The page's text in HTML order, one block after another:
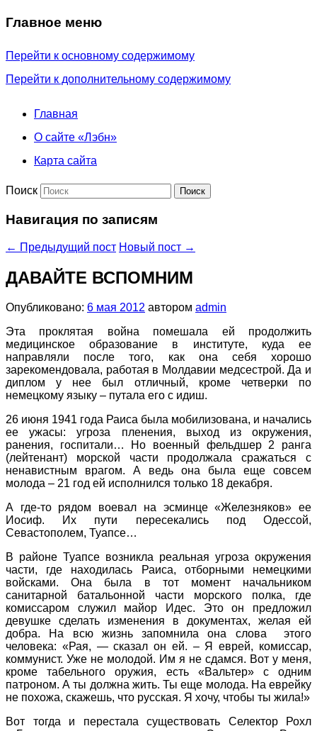
Главное меню
Перейти к основному содержимому
Перейти к дополнительному содержимому
Главная
О сайте «Лэбн»
Карта сайта
Поиск
Навигация по записям
← Предыдущий пост Новый пост →
ДАВАЙТЕ ВСПОМНИМ
Опубликовано: 6 мая 2012 автором admin
Эта проклятая война помешала ей продолжить
медицинское образование в институте, куда ее
направляли после того, как она себя хорошо
зарекомендовала, работая в Молдавии медсестрой. Да и
диплом у нее был отличный, кроме четверки по
немецкому языку – путала его с идиш.
26 июня 1941 года Раиса была мобилизована, и начались
ее ужасы: угроза пленения, выход из окружения,
ранения, госпитали… Но военный фельдшер 2 ранга
(лейтенант) морской части продолжала сражаться с
ненавистным врагом. А ведь она была еще совсем
молода – 21 год ей исполнился только 18 декабря.
А где-то рядом воевал на эсминце «Железняков» ее
Иосиф. Их пути пересекались под Одессой,
Севастополем, Туапсе…
В районе Туапсе возникла реальная угроза окружения
части, где находилась Раиса, отборными немецкими
войсками. Она была в тот момент начальником
санитарной батальонной части морского полка, где
комиссаром служил майор Идес. Это он предложил
девушке сделать изменения в документах, желая ей
добра. На всю жизнь запомнила она слова этого
человека: «Рая, — сказал он ей. – Я еврей, комиссар,
коммунист. Уже не молодой. Им я не сдамся. Вот у меня,
кроме табельного оружия, есть «Вальтер» с одним
патроном. А ты должна жить. Ты еще молода. На еврейку
не похожа, скажешь, что русская. Я хочу, чтобы ты жила!»
Вот тогда и перестала существовать Селектор Рохл